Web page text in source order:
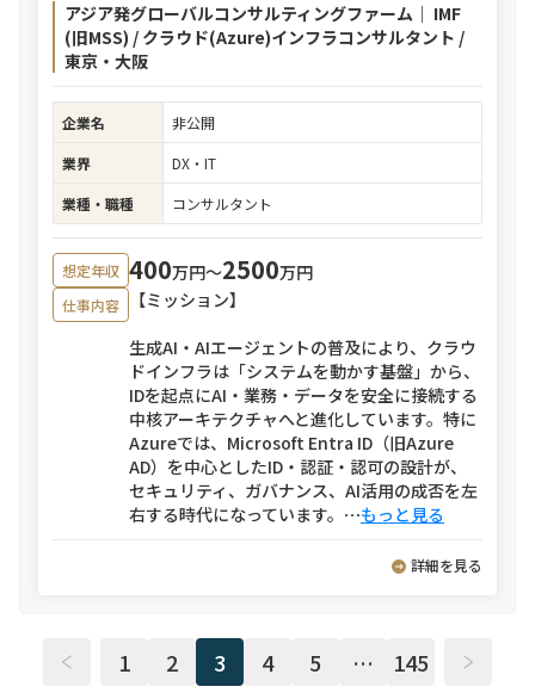
アジア発グローバルコンサルティングファーム｜ IMF
(旧MSS) / クラウド(Azure)インフラコンサルタント /
東京・大阪
企業名
非公開
業界
DX・IT
業種・職種
コンサルタント
想定年収 400万円〜2500万円
仕事内容
【ミッション】
生成AI・AIエージェントの普及により、クラウ
ドインフラは「システムを動かす基盤」から、
IDを起点にAI・業務・データを安全に接続する
中核アーキテクチャへと進化しています。特に
Azureでは、Microsoft Entra ID（旧Azure
AD）を中心としたID・認証・認可の設計が、
セキュリティ、ガバナンス、AI活用の成否を左
右する時代になっています。 ⋯もっと見る
詳細を見る
1 2 3 4 5 … 145